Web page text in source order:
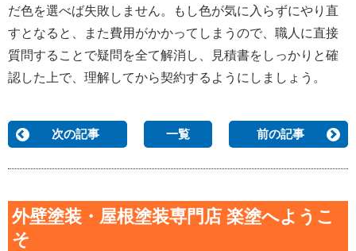
だ色を選べば失敗しません。もし色が気に入らずにやり直
すとなると、また費用がかかってしまうので、職人に直接
質問することで疑問を全て解消し、見積書をしっかりと確
認した上で、理解してから契約するようにしましょう。
次の記事 一覧 前の記事
外壁塗装・屋根塗装専門店 楽塗へようこ
そ